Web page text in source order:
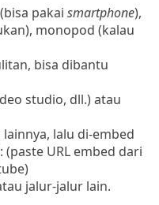
pakai smartphone),
monopod (kalau
bisa dibantu
studio, dll.) atau
lalu di-embed
(paste URL embed dari
jalur-jalur lain.